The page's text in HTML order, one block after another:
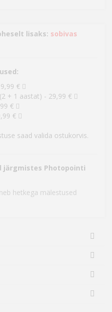
lisaks: sobivas
€
+ 1 aastat) - 29,99 €
€
€
saad valida ostukorvis.
järgmistes Photopointi
hetkega mälestused